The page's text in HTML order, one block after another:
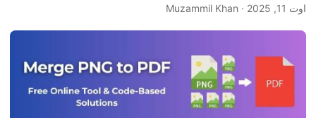
اوت 11, 2025 · Muzammil Khan